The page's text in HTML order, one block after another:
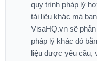
quy trình pháp lý
tài liệu khác mà
VisaHQ.vn sẽ
pháp lý khác đó
liệu được yêu cầu,